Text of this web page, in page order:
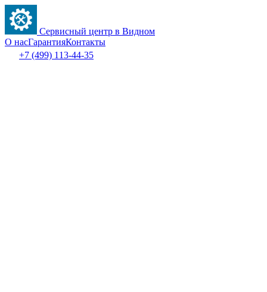
Сервисный центр в Видном
О насГарантияКонтакты
+7 (499) 113-44-35